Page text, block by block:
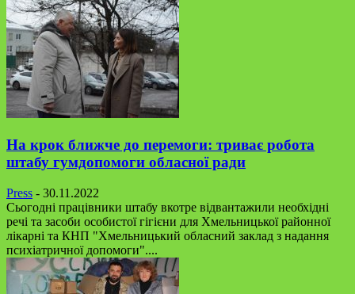
На крок ближче до перемоги: триває робота
штабу гумдопомоги обласної ради
Press - 30.11.2022
Сьогодні працівники штабу вкотре відвантажили необхідні
речі та засоби особистої гігієни для Хмельницької районної
лікарні та КНП "Хмельницький обласний заклад з надання
психіатричної допомоги"....